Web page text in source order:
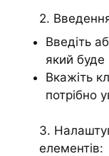
2.
Введіть
який буде
Вкажіть
потрібно
3.
елементів: